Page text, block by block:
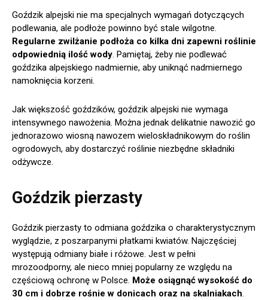
Goździk alpejski nie ma specjalnych wymagań dotyczących
podlewania, ale podłoże powinno być stale wilgotne.
Regularne zwilżanie podłoża co kilka dni zapewni roślinie
odpowiednią ilość wody. Pamiętaj, żeby nie podlewać
goździka alpejskiego nadmiernie, aby uniknąć nadmiernego
namoknięcia korzeni.
Jak większość goździków, goździk alpejski nie wymaga
intensywnego nawożenia. Można jednak delikatnie nawozić go
jednorazowo wiosną nawozem wieloskładnikowym do roślin
ogrodowych, aby dostarczyć roślinie niezbędne składniki
odżywcze.
Goździk pierzasty
Goździk pierzasty to odmiana goździka o charakterystycznym
wyglądzie, z poszarpanymi płatkami kwiatów. Najczęściej
występują odmiany białe i różowe. Jest w pełni
mrozoodporny, ale nieco mniej popularny ze względu na
częściową ochronę w Polsce. Może osiągnąć wysokość do
30 cm i dobrze rośnie w donicach oraz na skalniakach.